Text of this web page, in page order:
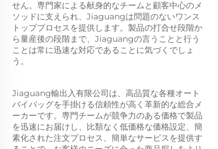
せん。専門家による献身的なチームと顧客中心のメ
ソッドに支えられ、Jiaguangは問題のないワンス
トッププロセスを提供します。製品の打合せ段階か
ら量産後の段階まで、Jiaguangの言うことと行う
ことは常に迅速な対応であることに気づくでしょ
う。
Jiaguang輸出入有限公司は、高品質な各種オート
バイバッグを手掛ける信頼性が高く革新的な総合メ
ーカーです。専門チームが競争力のある価格で製品
を迅速にお届けし、比類なく低価格な価格設定、簡
素化された注文プロセス、簡単なサービスを提供す